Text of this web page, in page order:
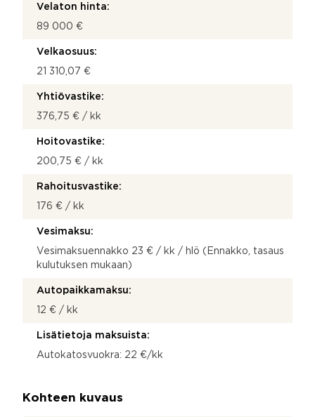
Velaton hinta:
89 000 €
Velkaosuus:
21 310,07 €
Yhtiövastike:
376,75 € / kk
Hoitovastike:
200,75 € / kk
Rahoitusvastike:
176 € / kk
Vesimaksu:
Vesimaksuennakko 23 € / kk / hlö (Ennakko, tasaus
kulutuksen mukaan)
Autopaikkamaksu:
12 € / kk
Lisätietoja maksuista:
Autokatosvuokra: 22 €/kk
Kohteen kuvaus